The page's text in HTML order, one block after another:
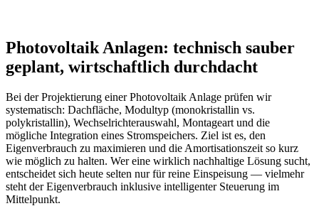
Photovoltaik Anlagen: technisch sauber
geplant, wirtschaftlich durchdacht
Bei der Projektierung einer Photovoltaik Anlage prüfen wir
systematisch: Dachfläche, Modultyp (monokristallin vs.
polykristallin), Wechselrichterauswahl, Montageart und die
mögliche Integration eines Stromspeichers. Ziel ist es, den
Eigenverbrauch zu maximieren und die Amortisationszeit so kurz
wie möglich zu halten. Wer eine wirklich nachhaltige Lösung sucht,
entscheidet sich heute selten nur für reine Einspeisung — vielmehr
steht der Eigenverbrauch inklusive intelligenter Steuerung im
Mittelpunkt.